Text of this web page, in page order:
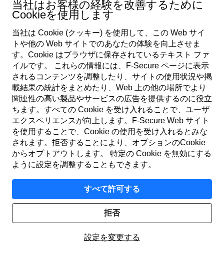
日本
利用規約
プライバシーポリシー
アクセシビリティ
© F-Secure2026
当社はお客様の経験を改善するために
Cookieを使用します
当社は Cookie (クッキー) を使用して、この Web サイ
トや他の Web サイトでのあなたの体験を向上させま
す。Cookie はブラウザに保存されているテキスト ファ
イルです。 これらの情報には、F‑Secure ページに表示
されるコンテンツを調整したり、サイトの使用状況や掲
載結果の統計をまとめたり、Web 上の他の場所でより
関連性の高い製品やサービスの広告を提供するのに役立
ちます。すべての Cookie を受け入れることで、ユーザ
エクスペリエンスが向上します。F‑Secure Web サイト
を使用することで、Cookie の使用を受け入れるとみな
されます。拒否することにより、オプションのCookie
からオプトアウトします。 特定の Cookie を無効にする
ように設定を調整することもできます。
すべて許可する
拒否
設定を変更する